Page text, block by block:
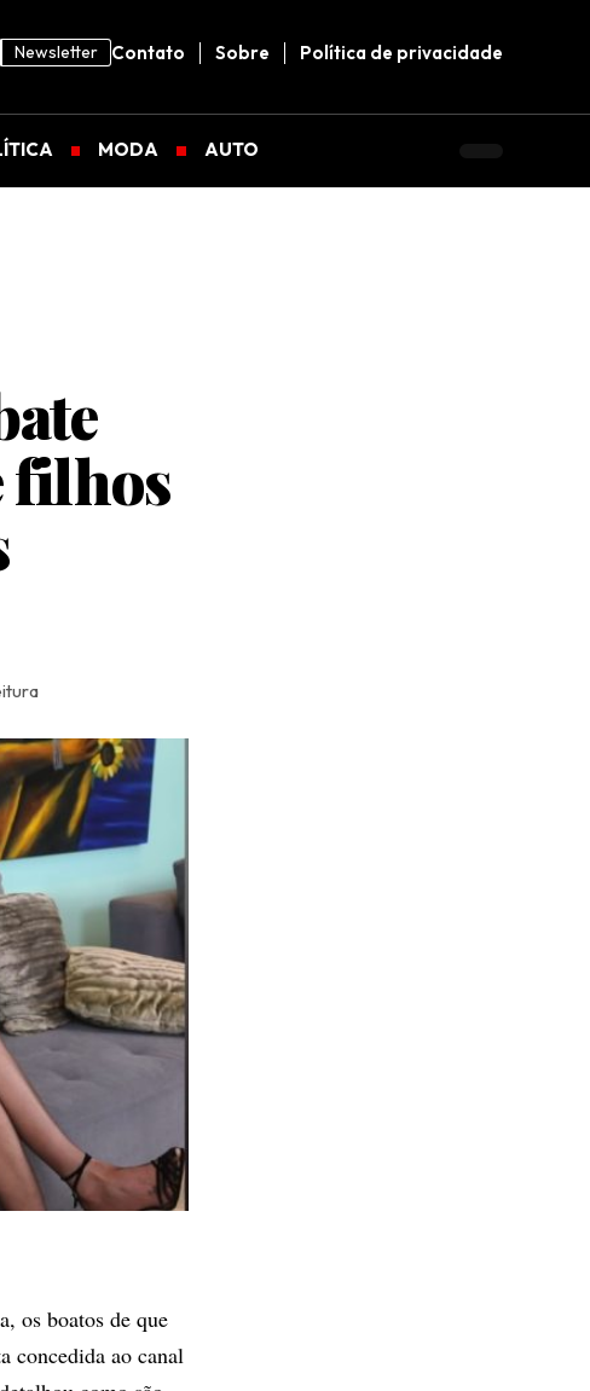
Newsletter Contato Sobre Política de privacidade
MODA AUTO
filhos
os boatos de que
concedida ao canal